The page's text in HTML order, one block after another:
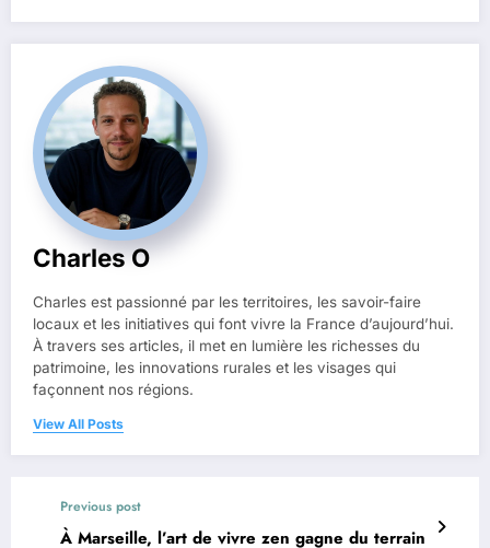
Charles O
Charles est passionné par les territoires, les savoir-faire
locaux et les initiatives qui font vivre la France d’aujourd’hui.
À travers ses articles, il met en lumière les richesses du
patrimoine, les innovations rurales et les visages qui
façonnent nos régions.
View All Posts
Previous post
À Marseille, l’art de vivre zen gagne du terrain